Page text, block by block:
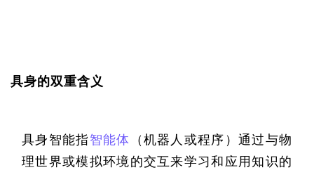
具身的双重含义
具身智能指智能体
（机器人或程序）通过与物
理世界或模拟环境的交互来学习和应用知识的